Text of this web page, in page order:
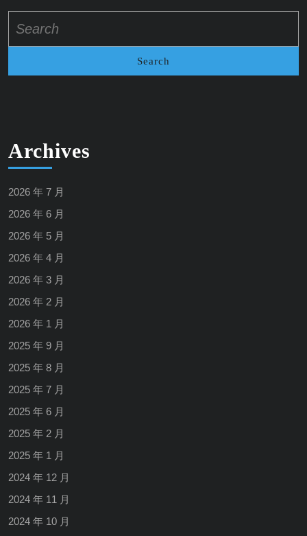
for:
Archives
2026 年 7 月
2026 年 6 月
2026 年 5 月
2026 年 4 月
2026 年 3 月
2026 年 2 月
2026 年 1 月
2025 年 9 月
2025 年 8 月
2025 年 7 月
2025 年 6 月
2025 年 2 月
2025 年 1 月
2024 年 12 月
2024 年 11 月
2024 年 10 月